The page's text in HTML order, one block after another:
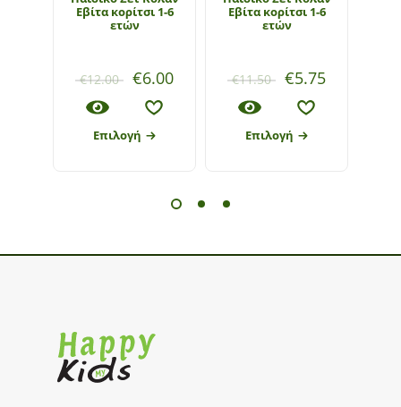
Εβίτα κορίτσι 1-6
ετών
€12.00 €6.00
Επιλογή
Εβίτα κορίτσι 1-6
ετών
€11.50 €5.75
Επιλογή